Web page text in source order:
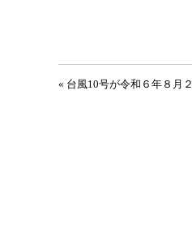
投稿ナビゲ